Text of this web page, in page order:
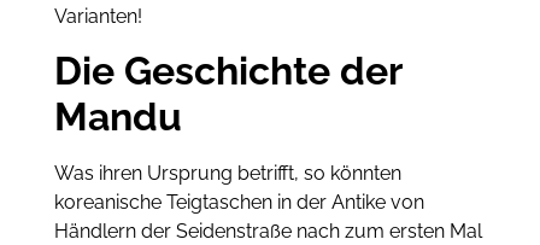
Varianten!
Die Geschichte der
Mandu
Was ihren Ursprung betrifft, so könnten
koreanische Teigtaschen in der Antike von
Händlern der Seidenstraße nach zum ersten Mal